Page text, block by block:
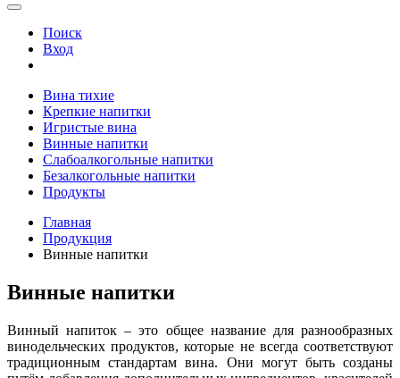
Поиск
Вход
Вина тихие
Крепкие напитки
Игристые вина
Винные напитки
Слабоалкогольные напитки
Безалкогольные напитки
Продукты
Главная
Продукция
Винные напитки
Винные напитки
Винный напиток – это общее название для разнообразных
винодельческих продуктов, которые не всегда соответствуют
традиционным стандартам вина. Они могут быть созданы